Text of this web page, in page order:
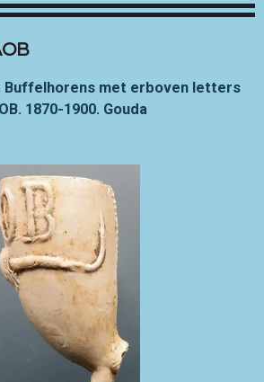
Buffelhorens met erboven letters
1870-1900. Gouda